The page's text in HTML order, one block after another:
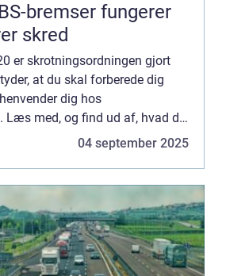
bremser fungerer
skred
er skrotningsordningen gjort
at du skal forberede dig
dig hos
Læs med, og find ud af, hvad du
og let at anmelde en bil til
04 september 2025